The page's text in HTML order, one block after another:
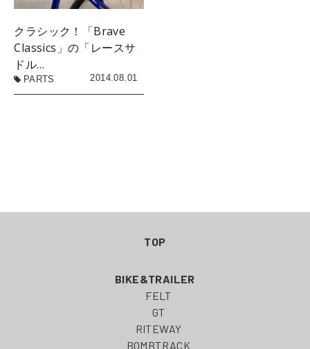
クラシック！「Brave
Classics」の「レースサ
ドル…
PARTS 2014.08.01
TOP
BIKE&TRAILER
FELT
GT
RITEWAY
BOMBTRACK